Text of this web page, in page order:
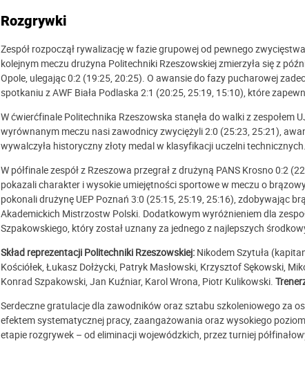
Rozgrywki
Zespół rozpoczął rywalizację w fazie grupowej od pewnego
kolejnym meczu drużyna Politechniki Rzeszowskiej zmierzyła się z
Opole, ulegając 0:2 (19:25, 20:25). O awansie do fazy pucharowej
spotkaniu z AWF Biała Podlaska 2:1 (20:25, 25:19, 15:10), które
W ćwierćfinale Politechnika Rzeszowska stanęła do walki z zespołem
wyrównanym meczu nasi zawodnicy zwyciężyli 2:0 (25:23, 25:21),
wywalczyła historyczny złoty medal w klasyfikacji uczelni technicznych.
W półfinale zespół z Rzeszowa przegrał z drużyną PANS Krosno 0:2
pokazali charakter i wysokie umiejętności sportowe w meczu o
pokonali drużynę UEP Poznań 3:0 (25:15, 25:19, 25:16), zdobywając
Akademickich Mistrzostw Polski. Dodatkowym wyróżnieniem dla
Szpakowskiego, który został uznany za jednego z najlepszych
Skład reprezentacji Politechniki Rzeszowskiej: Nikodem Szytuła
Kościółek, Łukasz Dołżycki, Patryk Masłowski, Krzysztof Sękowski,
Konrad Szpakowski, Jan Kuźniar, Karol Wrona, Piotr Kulikowski.
Serdeczne gratulacje dla zawodników oraz sztabu szkoleniowego za
efektem systematycznej pracy, zaangażowania oraz wysokiego
etapie rozgrywek – od eliminacji wojewódzkich, przez turniej